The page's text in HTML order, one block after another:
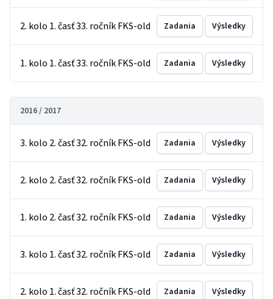
2. kolo 1. časť 33. ročník FKS-old Zadania Výsledky
1. kolo 1. časť 33. ročník FKS-old Zadania Výsledky
2016 / 2017
3. kolo 2. časť 32. ročník FKS-old Zadania Výsledky
2. kolo 2. časť 32. ročník FKS-old Zadania Výsledky
1. kolo 2. časť 32. ročník FKS-old Zadania Výsledky
3. kolo 1. časť 32. ročník FKS-old Zadania Výsledky
2. kolo 1. časť 32. ročník FKS-old Zadania Výsledky